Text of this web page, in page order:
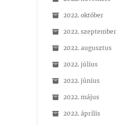
2022. október
2022. szeptember
2022. augusztus
2022. július
2022. június
2022. május
2022. április